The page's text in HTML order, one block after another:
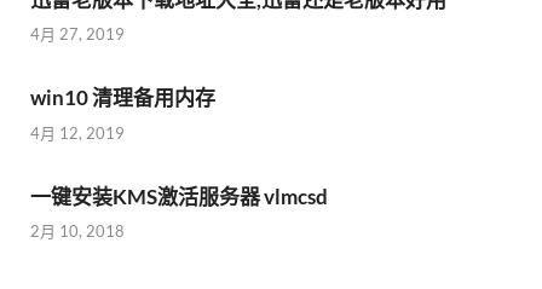
4月 27, 2019
win10 清理备用内存
4月 12, 2019
一键安装KMS激活服务器 vlmcsd
2月 10, 2018